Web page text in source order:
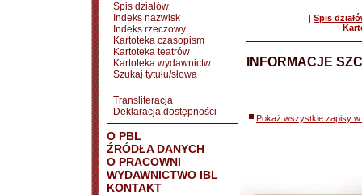
Spis działów
Indeks nazwisk
Indeks rzeczowy
Kartoteka czasopism
Kartoteka teatrów
Kartoteka wydawnictw
Szukaj tytułu/słowa
Transliteracja
Deklaracja dostępności
O PBL
ŹRÓDŁA DANYCH
O PRACOWNI
WYDAWNICTWO IBL
KONTAKT
| Spis
|
INFORMACJE
Pokaż wszystkie zapisy